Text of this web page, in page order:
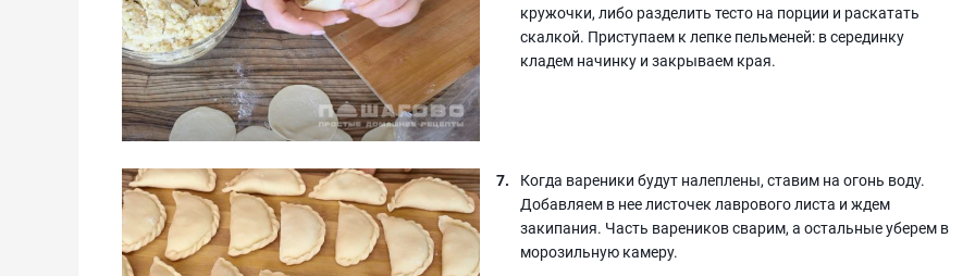
кружочки, либо разделить тесто на порции и раскатать
скалкой. Приступаем к лепке пельменей: в серединку
кладем начинку и закрываем края.
Когда вареники будут налеплены, ставим на огонь воду.
Добавляем в нее листочек лаврового листа и ждем
закипания. Часть вареников сварим, а остальные уберем в
морозильную камеру.